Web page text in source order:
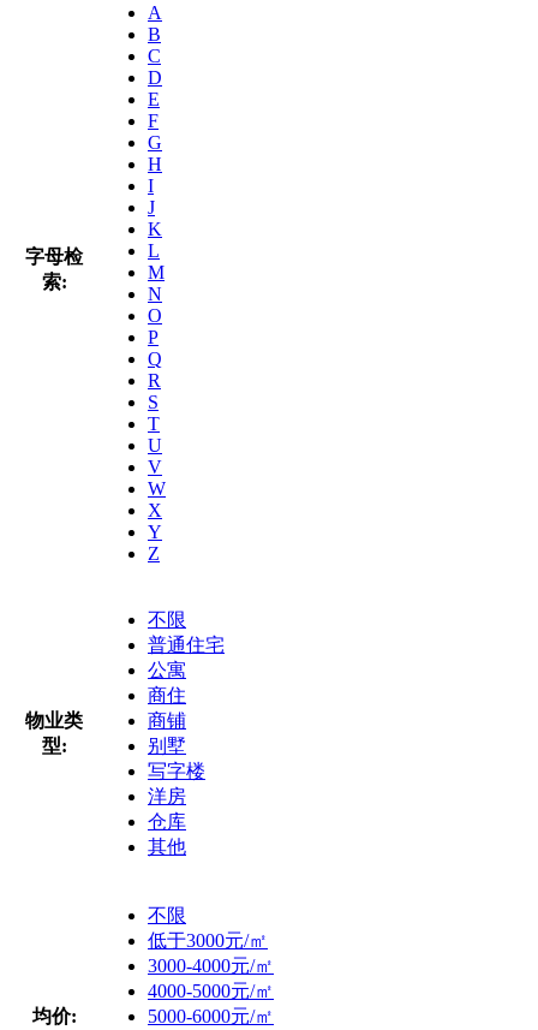
字母检
索:
A
B
C
D
E
F
G
H
I
J
K
L
M
N
O
P
Q
R
S
T
U
V
W
X
Y
Z
物业类
型:
不限
普通住宅
公寓
商住
商铺
别墅
写字楼
洋房
仓库
其他
均价:
不限
低于3000元/㎡
3000-4000元/㎡
4000-5000元/㎡
5000-6000元/㎡